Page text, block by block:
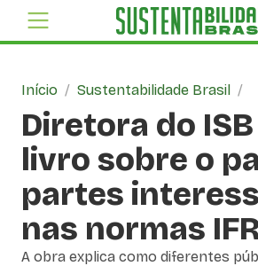
Início / Sustentabilidade Brasil /
Diretora do
livro sobre o
partes
nas normas
A obra explica como diferentes